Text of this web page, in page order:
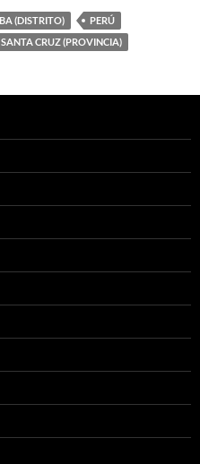
(DISTRITO)
PERÚ
SANTA CRUZ (PROVINCIA)